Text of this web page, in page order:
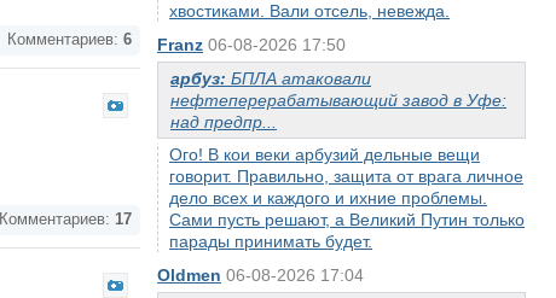
хвостиками. Вали отсель, невежда.
Franz 06-08-2026 17:50
арбуз: БПЛА атаковали
нефтеперерабатывающий завод в Уфе:
над предпр...
Ого! В кои веки арбузий дельные вещи
говорит. Правильно, защита от врага личное
дело всех и каждого и ихние проблемы.
Сами пусть решают, а Великий Путин только
парады принимать будет.
Oldmen 06-08-2026 17:04
Комментариев: 6
Комментариев: 17